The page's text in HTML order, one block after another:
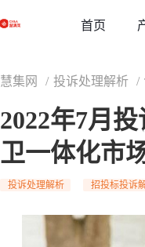
首页
慧集网 / 投诉处理解析 /
2022年7月
卫一体化市
投诉处理解析 招投标投诉